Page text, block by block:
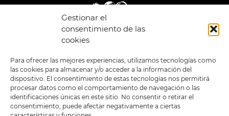
Gestionar el
consentimiento de las
cookies
Para ofrecer las mejores experiencias, utilizamos tecnologías como
las cookies para almacenar y/o acceder a la información del
dispositivo. El consentimiento de estas tecnologías nos permitirá
procesar datos como el comportamiento de navegación o las
identificaciones únicas en este sitio. No consentir o retirar el
consentimiento, puede afectar negativamente a ciertas
LEGAL
POLÍTICA DE
PRIVACIDAD
TÉRMINOS Y
CONDICIONES
GENERALES DE LA
ENLACES
TIENDA
ESTILOS
FORMATOS
PREVENTAS
OFERTAS
MERCHANDISING